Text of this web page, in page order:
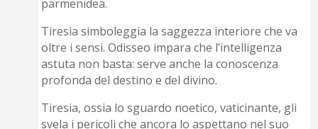
parmenidea.
Tiresia simboleggia la saggezza interiore che va
oltre i sensi. Odisseo impara che l’intelligenza
astuta non basta: serve anche la conoscenza
profonda del destino e del divino.
Tiresia, ossia lo sguardo noetico, vaticinante, gli
svela i pericoli che ancora lo aspettano nel suo